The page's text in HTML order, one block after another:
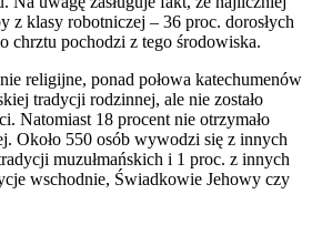
z klasy robotniczej – 36 proc. dorosłych
chrztu pochodzi z tego środowiska.
religijne, ponad połowa katechumenów
tradycji rodzinnej, ale nie zostało
Natomiast 18 procent nie otrzymało
Około 550 osób wywodzi się z innych
muzułmańskich i 1 proc. z innych
wschodnie, Świadkowie Jehowy czy